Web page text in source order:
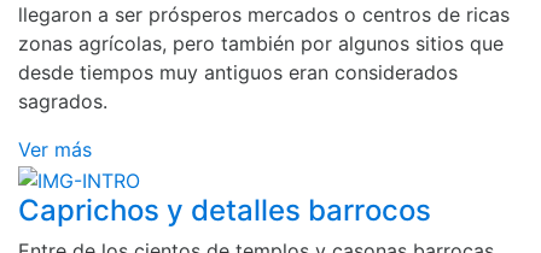
llegaron a ser prósperos mercados o centros de ricas
zonas agrícolas, pero también por algunos sitios que
desde tiempos muy antiguos eran considerados
sagrados.
Ver más
Caprichos y detalles barrocos